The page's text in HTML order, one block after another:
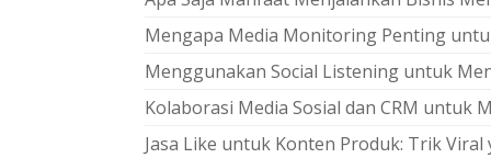
Mengapa Media Monitoring Penting
Menggunakan Social Listening untuk
Kolaborasi Media Sosial dan CRM untuk
Jasa Like untuk Konten Produk: Trik Viral